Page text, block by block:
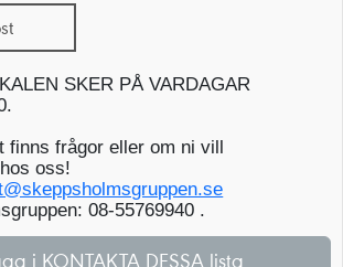
SKER PÅ VARDAGAR
finns frågor eller om ni vill
oss!
08-55769940 .